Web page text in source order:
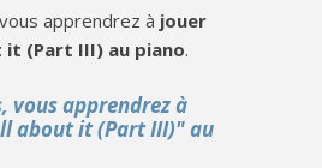
apprendrez à jouer
it (Part III) au piano.
vous apprendrez à
about it (Part III)" au